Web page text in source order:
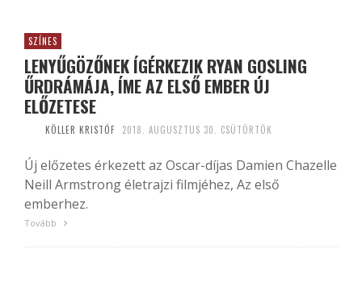
SZÍNES
LENYŰGÖZŐNEK ÍGÉRKEZIK RYAN GOSLING
ŰRDRÁMÁJA, ÍME AZ ELSŐ EMBER ÚJ
ELŐZETESE
KÖLLER KRISTÓF 2018. AUGUSZTUS 30. CSÜTÖRTÖK
Új előzetes érkezett az Oscar-díjas Damien Chazelle
Neill Armstrong életrajzi filmjéhez, Az első
emberhez.
Tovább